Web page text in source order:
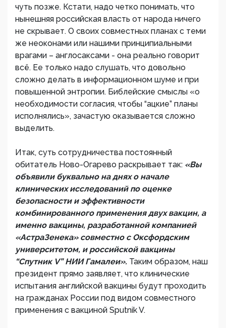
чуть позже. Кстати, надо четко понимать, что
нынешняя российская власть от народа ничего
не скрывает. О своих совместных планах с теми
же неоконами или нашими принципиальными
врагами – англосаксами - она реально говорит
всё. Ее только надо слушать, что довольно
сложно делать в информационном шуме и при
повышенной энтропии. Библейские смыслы «о
необходимости согласия, чтобы “ацкие” планы
исполнялись», зачастую оказывается сложно
выделить.
Итак, суть сотрудничества постоянный
обитатель Ново-Огарево раскрывает так: «Вы
объявили буквально на днях о начале
клинических исследований по оценке
безопасности и эффективности
комбинированного применения двух вакцин, а
именно вакцины, разработанной компанией
«АстраЗенека» совместно с Оксфордским
университетом, и российской вакцины
“Спутник V” НИИ Гамалеи». Таким образом, наш
президент прямо заявляет, что клинические
испытания английской вакцины будут проходить
на гражданах России под видом совместного
применения с вакциной Sputnik V.